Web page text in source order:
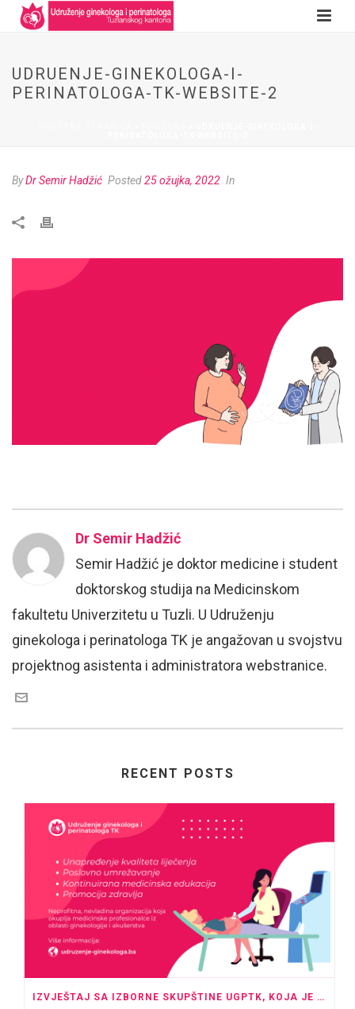
UDRUENJE-GINEKOLOGA-I-
PERINATOLOGA-TK-WEBSITE-2
ByDr Semir Hadžić Posted25 ožujka, 2022 In
Dr Semir Hadžić
Semir Hadžić je doktor medicine i student
doktorskog studija na Medicinskom
fakultetu Univerzitetu u Tuzli. U Udruženju
ginekologa i perinatologa TK je angažovan u svojstvu
projektnog asistenta i administratora webstranice.
RECENT POSTS
IZVJEŠTAJ SA IZBORNE SKUPŠTINE UGPTK, KOJA JE ODRŽANA U PROSTORU HOTELA “ROYAL” TUZLA SA POČETKOM U 20:00 SATI.